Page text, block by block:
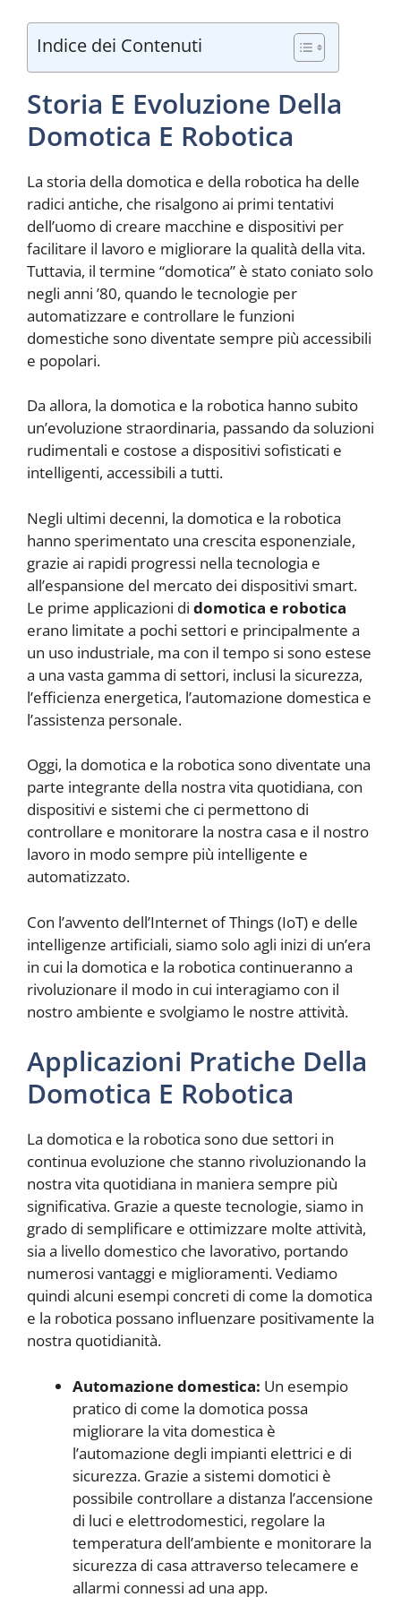
Indice dei Contenuti
Storia E Evoluzione Della
Domotica E Robotica
La storia della domotica e della robotica ha delle
radici antiche, che risalgono ai primi tentativi
dell’uomo di creare macchine e dispositivi per
facilitare il lavoro e migliorare la qualità della vita.
Tuttavia, il termine “domotica” è stato coniato solo
negli anni ’80, quando le tecnologie per
automatizzare e controllare le funzioni
domestiche sono diventate sempre più accessibili
e popolari.
Da allora, la domotica e la robotica hanno subito
un’evoluzione straordinaria, passando da soluzioni
rudimentali e costose a dispositivi sofisticati e
intelligenti, accessibili a tutti.
Negli ultimi decenni, la domotica e la robotica
hanno sperimentato una crescita esponenziale,
grazie ai rapidi progressi nella tecnologia e
all’espansione del mercato dei dispositivi smart.
Le prime applicazioni di domotica e robotica
erano limitate a pochi settori e principalmente a
un uso industriale, ma con il tempo si sono estese
a una vasta gamma di settori, inclusi la sicurezza,
l’efficienza energetica, l’automazione domestica e
l’assistenza personale.
Oggi, la domotica e la robotica sono diventate una
parte integrante della nostra vita quotidiana, con
dispositivi e sistemi che ci permettono di
controllare e monitorare la nostra casa e il nostro
lavoro in modo sempre più intelligente e
automatizzato.
Con l’avvento dell’Internet of Things (IoT) e delle
intelligenze artificiali, siamo solo agli inizi di un’era
in cui la domotica e la robotica continueranno a
rivoluzionare il modo in cui interagiamo con il
nostro ambiente e svolgiamo le nostre attività.
Applicazioni Pratiche Della
Domotica E Robotica
La domotica e la robotica sono due settori in
continua evoluzione che stanno rivoluzionando la
nostra vita quotidiana in maniera sempre più
significativa. Grazie a queste tecnologie, siamo in
grado di semplificare e ottimizzare molte attività,
sia a livello domestico che lavorativo, portando
numerosi vantaggi e miglioramenti. Vediamo
quindi alcuni esempi concreti di come la domotica
e la robotica possano influenzare positivamente la
nostra quotidianità.
Automazione domestica: Un esempio
pratico di come la domotica possa
migliorare la vita domestica è
l’automazione degli impianti elettrici e di
sicurezza. Grazie a sistemi domotici è
possibile controllare a distanza l’accensione
di luci e elettrodomestici, regolare la
temperatura dell’ambiente e monitorare la
sicurezza di casa attraverso telecamere e
allarmi connessi ad una app.